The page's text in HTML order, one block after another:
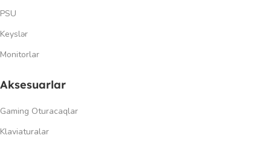
PSU
Keyslər
Monitorlar
Aksesuarlar
Gaming Oturacaqlar
Klaviaturalar